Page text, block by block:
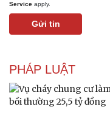
Service apply.
Gửi tin
PHÁP LUẬT